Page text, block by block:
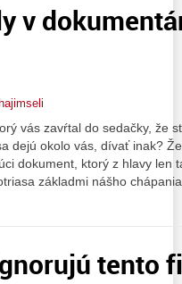
v
vás zavŕtal do sedačky, že
dejú okolo vás, dívať inak?
dokument, ktorý z hlavy len
základmi nášho
tento